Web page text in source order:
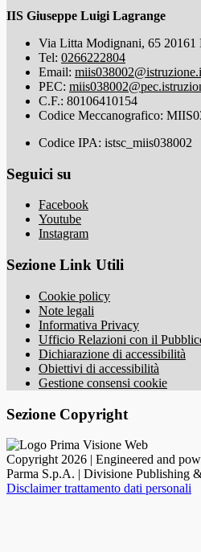
IIS Giuseppe Luigi Lagrange
Via Litta Modignani, 65 20161
Tel: 0266222804
Email:
PEC:
C.F.: 80106410154
Codice Meccanografico:
Codice IPA: istsc_miis038002
Seguici su
Facebook
Youtube
Instagram
Sezione Link Utili
Cookie policy
Note legali
Informativa Privacy
Ufficio Relazioni con il
Dichiarazione di accessibilità
Obiettivi di accessibilità
Gestione consensi cookie
Sezione Copyright
Copyright 2026 | Engineered and
Parma S.p.A. | Divisione Publishing
Disclaimer trattamento dati personali